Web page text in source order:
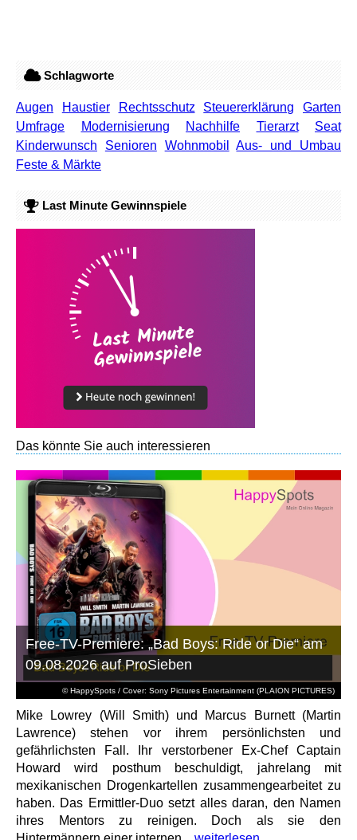
Schlagworte
Augen Haustier Rechtsschutz Steuererklärung
Garten
Umfrage
Modernisierung Nachhilfe Tierarzt
Seat
Kinderwunsch
Senioren Wohnmobil
Aus- und Umbau
Feste & Märkte
Last Minute Gewinnspiele
Das könnte Sie auch interessieren
© HappySpots / Cover: Sony Pictures Entertainment (PLAION PICTURES)
Free-TV-Premiere: „Bad Boys: Ride or Die“ am
09.08.2026 auf ProSieben
Mike Lowrey (Will Smith) und Marcus Burnett (Martin
Lawrence) stehen vor ihrem persönlichsten und
gefährlichsten Fall. Ihr verstorbener Ex-Chef Captain
Howard wird posthum beschuldigt, jahrelang mit
mexikanischen Drogenkartellen zusammengearbeitet zu
haben. Das Ermittler-Duo setzt alles daran, den Namen
ihres Mentors zu reinigen. Doch als sie den